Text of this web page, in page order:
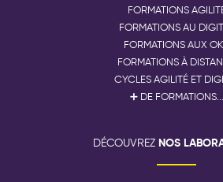
FORMATIONS
FORMATIONS AU
FORMATIONS AUX
FORMATIONS À
CYCLES AGILITÉ ET
➕ DE FORMATIONS...
DÉCOUVREZ NOS